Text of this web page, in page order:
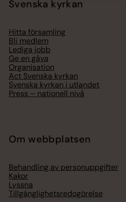
Svenska kyrkan
Hitta församling
Bli medlem
Lediga jobb
Ge en gåva
Organisation
Act Svenska kyrkan
Svenska kyrkan i utlandet
Press – nationell nivå
Om webbplatsen
Behandling av personuppgifter
Kakor
Lyssna
Tillgänglighetsredogörelse